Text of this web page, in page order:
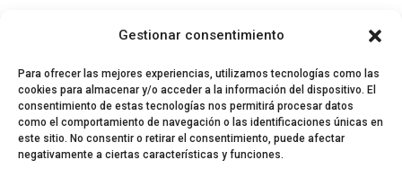
Gestionar consentimiento
Para ofrecer las mejores experiencias, utilizamos tecnologías como las
cookies para almacenar y/o acceder a la información del dispositivo. El
consentimiento de estas tecnologías nos permitirá procesar datos
como el comportamiento de navegación o las identificaciones únicas en
este sitio. No consentir o retirar el consentimiento, puede afectar
negativamente a ciertas características y funciones.